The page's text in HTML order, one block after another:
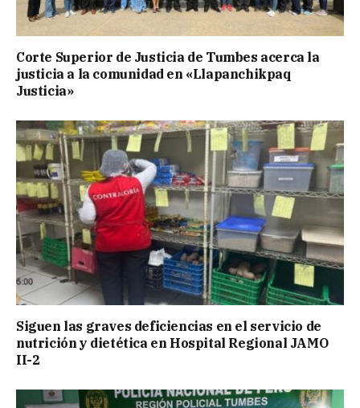
Corte Superior de Justicia de Tumbes acerca la
justicia a la comunidad en «Llapanchikpaq
Justicia»
Siguen las graves deficiencias en el servicio de
nutrición y dietética en Hospital Regional JAMO
II-2